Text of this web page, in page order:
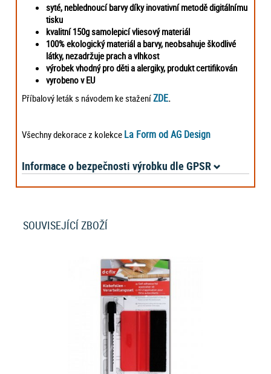
syté, neblednoucí barvy díky inovativní metodě digitálnímu
tisku
kvalitní 150g samolepicí vliesový materiál
100% ekologický materiál a barvy, neobsahuje škodlivé
látky, nezadržuje prach a vlhkost
výrobek vhodný pro děti a alergiky, produkt certifikován
vyrobeno v EU
Příbalový leták s návodem ke staženíZDE.
Všechny dekorace z kolekce La Form od AG Design
Informace o bezpečnosti výrobku dle GPSR
SOUVISEJÍCÍ ZBOŽÍ